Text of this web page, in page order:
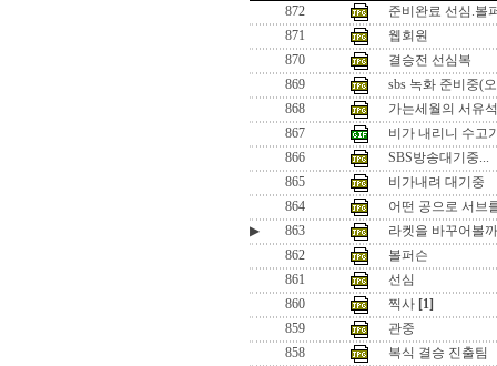
872
준비완료 선심.볼
871
웹회원
870
결승전 선심복
869
sbs 녹화 준비중(
868
가는세월의 서유
867
비가 내리니 수고
866
SBS방송대기중...
865
비가내려 대기중
864
어떤 공으로 서브
▶
863
라켓을 바꾸어볼
862
볼퍼슨
861
선심
860
찍사 [1]
859
관중
858
복식 결승 진출팀